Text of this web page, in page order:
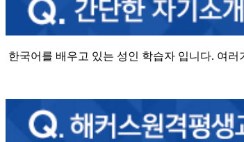
한국어를 배우고 있는 성인 학습자 입니다. 여